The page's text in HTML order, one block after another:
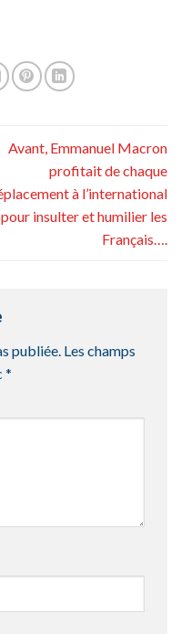
Avant, Emmanuel Macron
profitait de chaque
à l’international
pour insulter et humilier les
Français….
publiée. Les champs
*